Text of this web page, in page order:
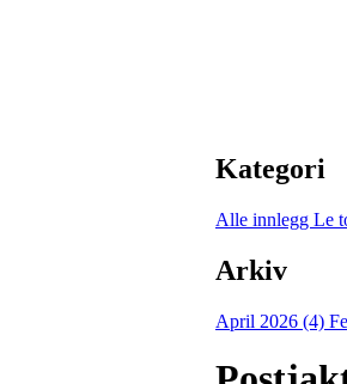
Kategori
Alle innlegg Le
Arkiv
April 2026 (4)